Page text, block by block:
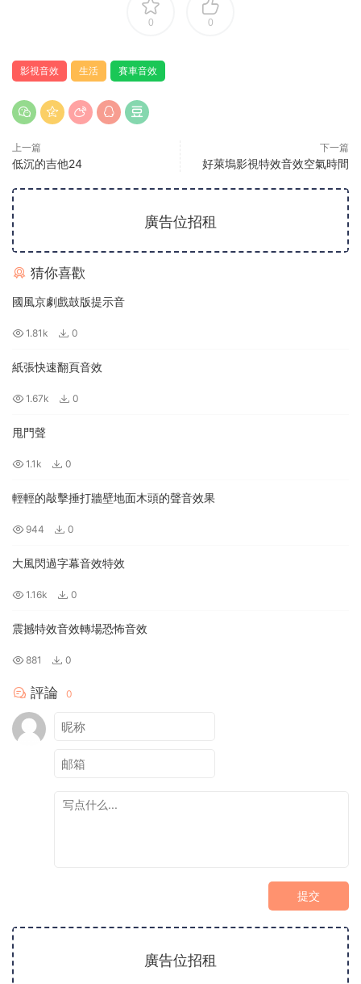
0 0
影視音效 生活 賽車音效
上一篇
低沉的吉他24
下一篇
好萊塢影視特效音效空氣時間
廣告位招租
猜你喜歡
國風京劇戲鼓版提示音
1.81k 0
紙張快速翻頁音效
1.67k 0
甩門聲
1.1k 0
輕輕的敲擊捶打牆壁地面木頭的聲音效果
944 0
大風閃過字幕音效特效
1.16k 0
震撼特效音效轉場恐怖音效
881 0
評論 0
提交
廣告位招租